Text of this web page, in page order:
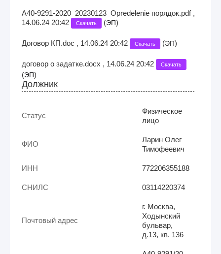
A40-9291-2020_20230123_Opredelenie порядок.pdf ,
14.06.24 20:42
Скачать (ЭП)
Договор КП.doc , 14.06.24 20:42 Скачать (ЭП)
договор о задатке.docx , 14.06.24 20:42 Скачать
(ЭП)
Должник
Статус
Физическое
лицо
ФИО
Ларин Олег
Тимофеевич
ИНН 772206355188
СНИЛС 03114220374
Почтовый адрес
г. Москва,
Ходынский
бульвар,
д.13, кв. 136